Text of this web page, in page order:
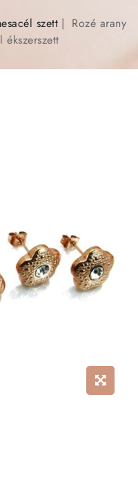
szett
Rozé arany
ékszerszett